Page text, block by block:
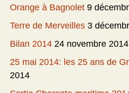
Orange à Bagnolet 9
Terre de Merveilles 3
Bilan 2014 24 novembre 2014
25 mai 2014: les 25 ans de
2014